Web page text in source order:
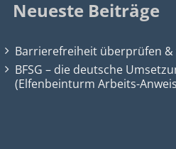
Neueste Beiträge
Barrierefreiheit überprüfen &
BFSG – die deutsche
(Elfenbeinturm Arbeits-